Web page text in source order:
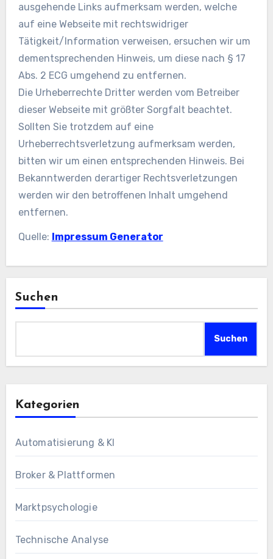
ausgehende Links aufmerksam werden, welche
auf eine Webseite mit rechtswidriger
Tätigkeit/Information verweisen, ersuchen wir um
dementsprechenden Hinweis, um diese nach § 17
Abs. 2 ECG umgehend zu entfernen.
Die Urheberrechte Dritter werden vom Betreiber
dieser Webseite mit größter Sorgfalt beachtet.
Sollten Sie trotzdem auf eine
Urheberrechtsverletzung aufmerksam werden,
bitten wir um einen entsprechenden Hinweis. Bei
Bekanntwerden derartiger Rechtsverletzungen
werden wir den betroffenen Inhalt umgehend
entfernen.
Quelle: Impressum Generator
Suchen
Suchen
Kategorien
Automatisierung & KI
Broker & Plattformen
Marktpsychologie
Technische Analyse